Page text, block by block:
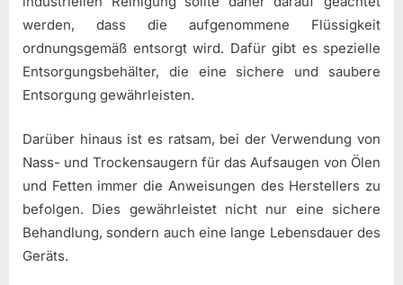
werden, dass die aufgenommene Flüssigkeit
ordnungsgemäß entsorgt wird. Dafür gibt es spezielle
Entsorgungsbehälter, die eine sichere und saubere
Entsorgung gewährleisten.
Darüber hinaus ist es ratsam, bei der Verwendung von
Nass- und Trockensaugern für das Aufsaugen von Ölen
und Fetten immer die Anweisungen des Herstellers zu
befolgen. Dies gewährleistet nicht nur eine sichere
Behandlung, sondern auch eine lange Lebensdauer des
Geräts.